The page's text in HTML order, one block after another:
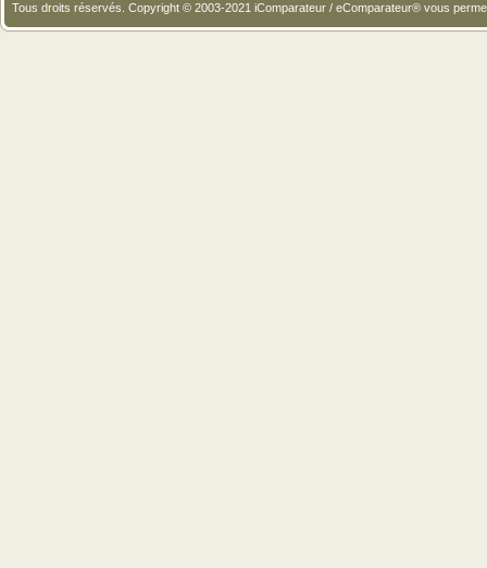
Tous droits réservés. Copyright © 2003-2021 iComparateur / eComparateur® vous